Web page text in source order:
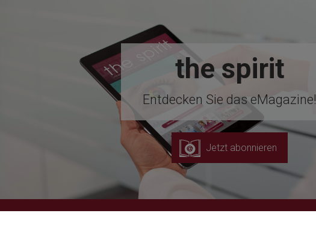
the spirit
Entdecken Sie das eMagazine!
Jetzt abonnieren